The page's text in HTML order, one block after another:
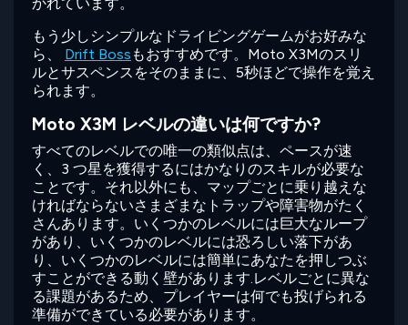
かれています。
もう少しシンプルなドライビングゲームがお好みな
ら、 Drift Boss もおすすめです。Moto X3Mのスリ
ルとサスペンスをそのままに、5秒ほどで操作を覚え
られます。
Moto X3M レベルの違いは何ですか?
すべてのレベルでの唯一の類似点は、ペースが速
く、3 つ星を獲得するにはかなりのスキルが必要な
ことです。それ以外にも、マップごとに乗り越えな
ければならないさまざまなトラップや障害物がたく
さんあります。いくつかのレベルには巨大なループ
があり、いくつかのレベルには恐ろしい落下があ
り、いくつかのレベルには簡単にあなたを押しつぶ
すことができる動く壁があります.レベルごとに異な
る課題があるため、プレイヤーは何でも投げられる
準備ができている必要があります。